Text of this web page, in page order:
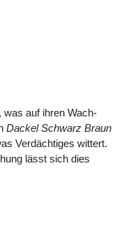
was auf ihren Wach-
Dackel Schwarz Braun
Verdächtiges wittert.
lässt sich dies